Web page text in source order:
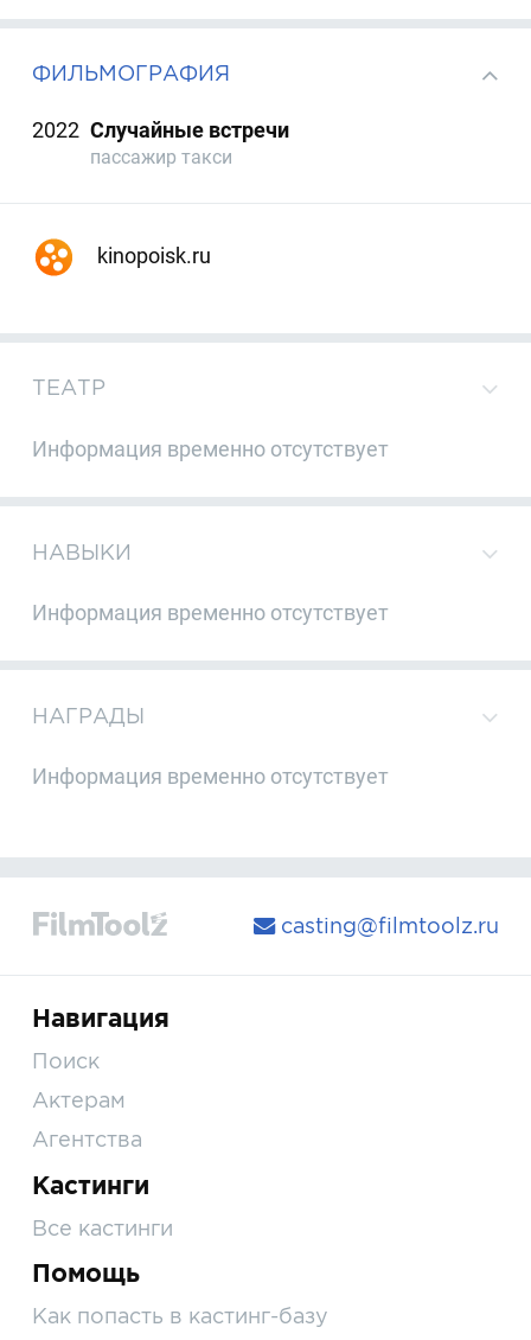
ФИЛЬМОГРАФИЯ
2022 Случайные встречи
пассажир такси
kinopoisk.ru
ТЕАТР
Информация временно отсутствует
НАВЫКИ
Информация временно отсутствует
НАГРАДЫ
Информация временно отсутствует
casting@filmtoolz.ru
Навигация
Поиск
Актерам
Агентства
Кастинги
Все кастинги
Помощь
Как попасть в кастинг-базу